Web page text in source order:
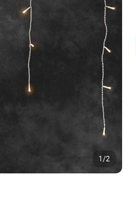
1/2